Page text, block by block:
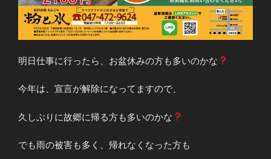
明日仕事に行ったら、お盆休みの方も多いのかな
今年は、宣言が解除になってますので、
久しぶりに故郷に帰る方も多いのかな
でも雨の被害も多く、帰れなくなった方も